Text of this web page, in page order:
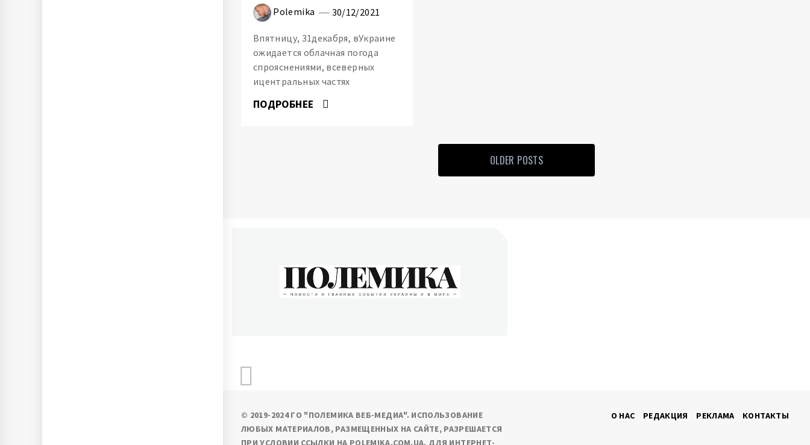
Polemika 30/12/2021
Впятницу, 31декабря, вУкраине
ожидается облачная погода
спрояснениями, всеверных
ицентральных частях
ПОДРОБНЕЕ
OLDER POSTS
© 2019-2024 ГО "ПОЛЕМИКА ВЕБ-МЕДИА". ИСПОЛЬЗОВАНИЕ
ЛЮБЫХ МАТЕРИАЛОВ, РАЗМЕЩЕННЫХ НА САЙТЕ, РАЗРЕШАЕТСЯ
ПРИ УСЛОВИИ ССЫЛКИ НА POLEMIKA.COM.UA. ДЛЯ ИНТЕРНЕТ-
О НАС РЕДАКЦИЯ РЕКЛАМА КОНТАКТЫ